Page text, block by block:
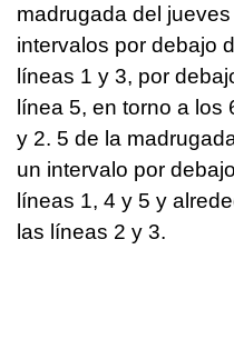
madrugada del
intervalos por debajo
líneas 1 y 3, por
línea 5, en torno a los
y 2. 5 de la
un intervalo por
líneas 1, 4 y 5 y
las líneas 2 y 3.